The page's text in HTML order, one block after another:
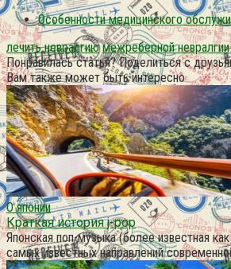
Особенности медицинского
лечить невралгию межреберной невралгии
Понравилась статья? Поделиться с
Вам также может быть интересно
О японии
Краткая история j-pop
Японская поп-музыка (более известная
самых известных направлений